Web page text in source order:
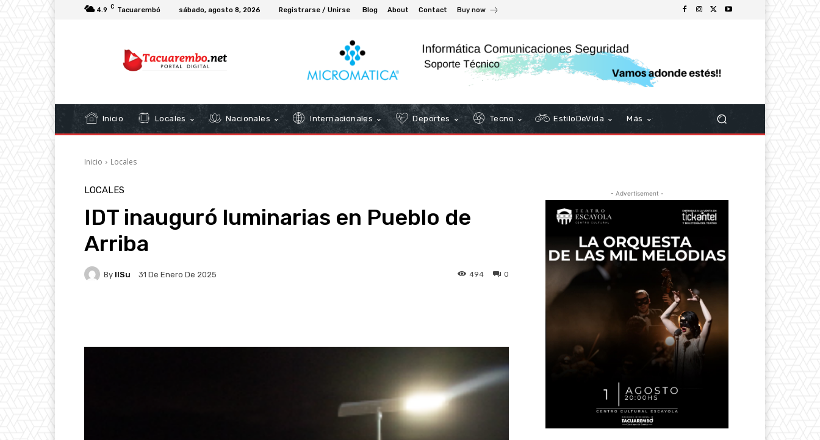
4.9 C Tacuarembó sábado, agosto 8, 2026 Registrarse / Unirse Blog About Contact Buy now
Inicio Locales Nacionales Internacionales Deportes Tecno EstiloDeVida Más
Inicio Locales
LOCALES
IDT inauguró luminarias en Pueblo de
Arriba
By IlSu 31 De Enero De 2025 0
494
- Advertisement -